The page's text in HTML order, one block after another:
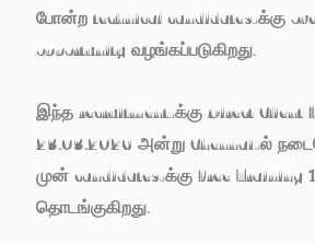
போன்ற technical candidates-க்கு
opportunity வழங்கப்படுகிறது.
இந்த recruitment-க்கு Direct Client
23.03.2026 அன்று Chennai-ல்
முன் candidates-க்கு Free Training
தொடங்குகிறது.